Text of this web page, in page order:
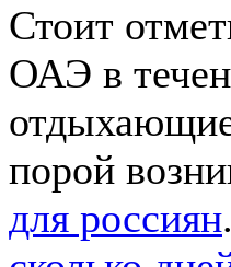
Стоит
ОАЭ в
порой
для россиян